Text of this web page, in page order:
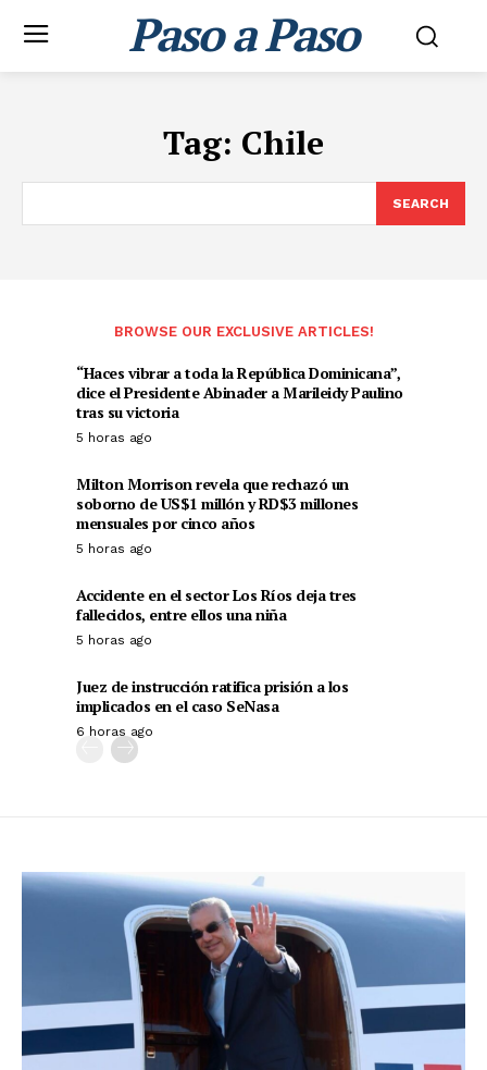
Paso a Paso
Tag: Chile
SEARCH
BROWSE OUR EXCLUSIVE ARTICLES!
“Haces vibrar a toda la República Dominicana”,
dice el Presidente Abinader a Marileidy Paulino
tras su victoria
5 horas ago
Milton Morrison revela que rechazó un
soborno de US$1 millón y RD$3 millones
mensuales por cinco años
5 horas ago
Accidente en el sector Los Ríos deja tres
fallecidos, entre ellos una niña
5 horas ago
Juez de instrucción ratifica prisión a los
implicados en el caso SeNasa
6 horas ago